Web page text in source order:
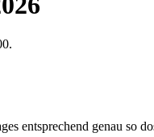
entsprechend genau